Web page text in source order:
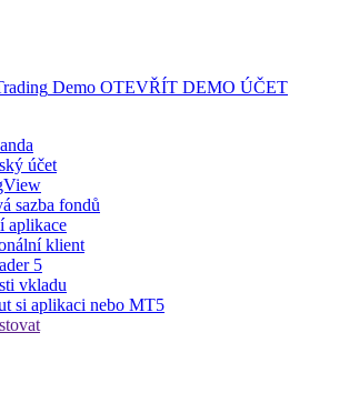
Demo OTEVŘÍT DEMO ÚČET
účet
sazba fondů
aplikace
klient
5
vkladu
si aplikaci nebo MT5